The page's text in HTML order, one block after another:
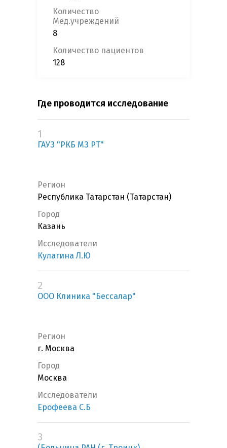
Количество
Мед.учреждений
8
Количество пациентов
128
Где проводится исследование
1
ГАУЗ "РКБ МЗ РТ"
Регион
Республика Татарстан (Татарстан)
Город
Казань
Исследователи
Кулагина Л.Ю
2
ООО Клиника "Бессалар"
Регион
г. Москва
Город
Москва
Исследователи
Ерофеева С.Б
3